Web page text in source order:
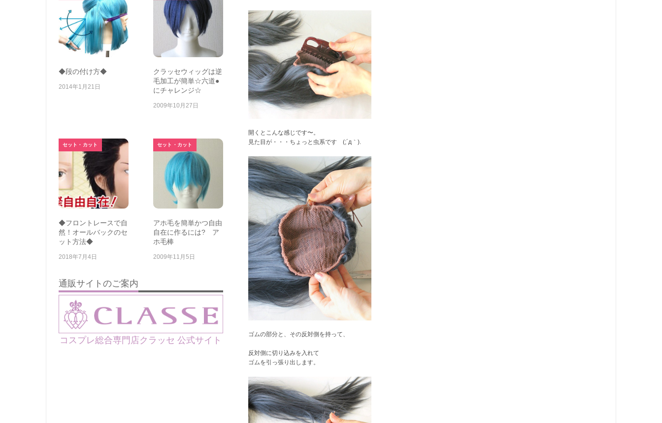
開くとこんな感じです〜。
見た目が・・・ちょっと虫系です (;´д｀).
ゴムの部分と、その反対側を持って、
反対側に切り込みを入れて
ゴムを引っ張り出します。
◆段の付け方◆
2014年1月21日
クラッセウィッグは逆
毛加工が簡単☆六道●
にチャレンジ☆
2009年10月27日
セット・カット
◆フロントレースで自
然！オールバックのセ
ット方法◆
2018年7月4日
セット・カット
アホ毛を簡単かつ自由
自在に作るには? ア
ホ毛棒
2009年11月5日
通販サイトのご案内
コスプレ総合専門店クラッセ 公式サイト